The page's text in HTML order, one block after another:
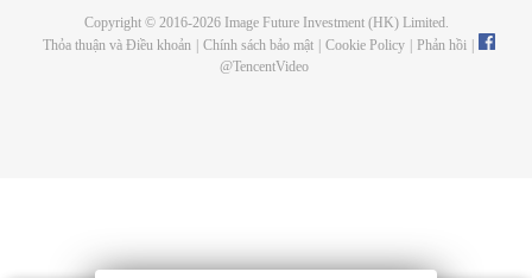
Copyright © 2016-2026Image Future Investment (HK) Limited.
Thỏa thuận và Điều khoản
Chính sách bảo mật Cookie Policy Phản hồi
@TencentVideo